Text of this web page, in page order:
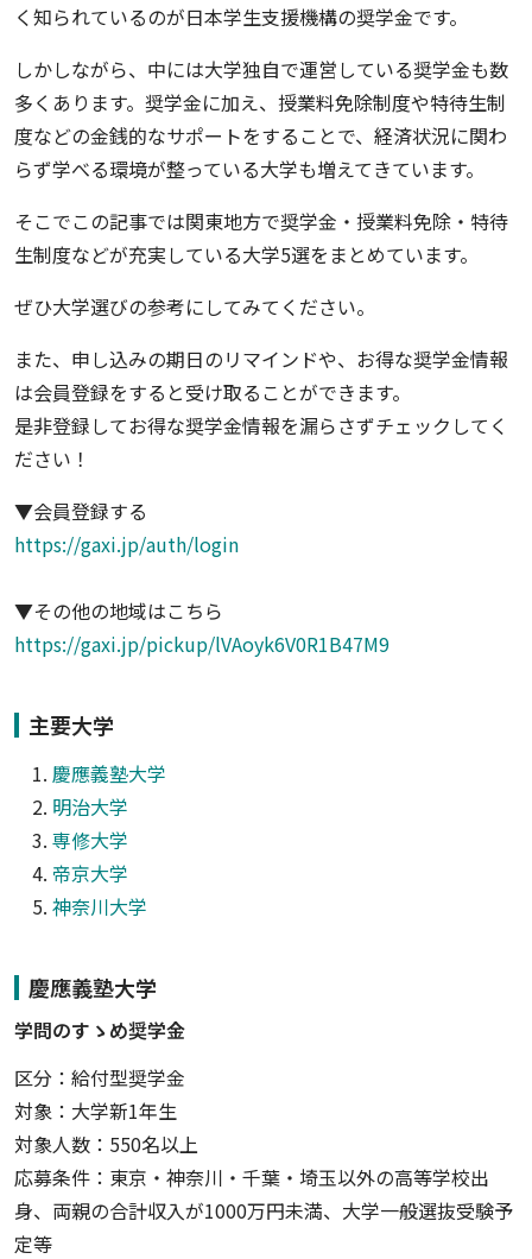
く知られているのが日本学生支援機構の奨学金です。
しかしながら、中には大学独自で運営している奨学金も数
多くあります。奨学金に加え、授業料免除制度や特待生制
度などの金銭的なサポートをすることで、経済状況に関わ
らず学べる環境が整っている大学も増えてきています。
そこでこの記事では関東地方で奨学金・授業料免除・特待
生制度などが充実している大学5選をまとめています。
ぜひ大学選びの参考にしてみてください。
また、申し込みの期日のリマインドや、お得な奨学金情報
は会員登録をすると受け取ることができます。
是非登録してお得な奨学金情報を漏らさずチェックしてく
ださい！
▼会員登録する
https://gaxi.jp/auth/login
▼その他の地域はこちら
https://gaxi.jp/pickup/lVAoyk6V0R1B47M9
主要大学
慶應義塾大学
明治大学
専修大学
帝京大学
神奈川大学
慶應義塾大学
学問のすゝめ奨学金
区分：給付型奨学金
対象：大学新1年生
対象人数：550名以上
応募条件：東京・神奈川・千葉・埼玉以外の高等学校出
身、両親の合計収入が1000万円未満、大学一般選抜受験予
定等